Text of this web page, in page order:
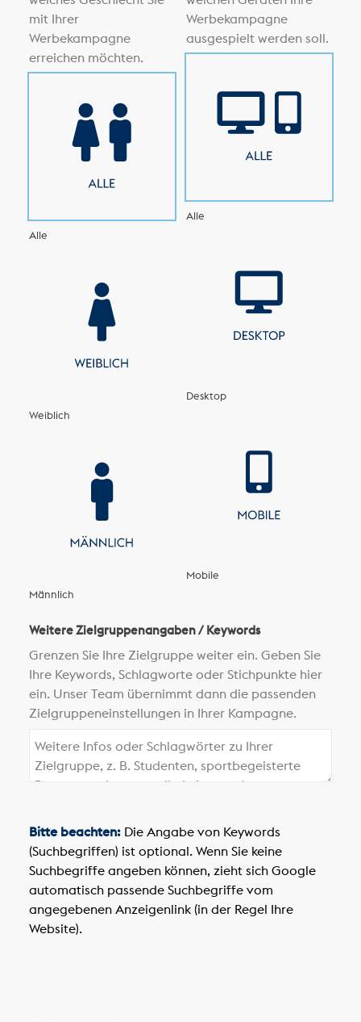
mit Ihrer
Werbekampagne
erreichen möchten.
Alle
Weiblich
Männlich
Werbekampagne
ausgespielt werden soll.
Alle
Desktop
Mobile
Weitere Zielgruppenangaben / Keywords
Grenzen Sie Ihre Zielgruppe weiter ein. Geben Sie
Ihre Keywords, Schlagworte oder Stichpunkte hier
ein. Unser Team übernimmt dann die passenden
Zielgruppeneinstellungen in Ihrer Kampagne.
Bitte beachten:Die Angabe von Keywords
(Suchbegriffen) ist optional. Wenn Sie keine
Suchbegriffe angeben können, zieht sich Google
automatisch passende Suchbegriffe vom
angegebenen Anzeigenlink (in der Regel Ihre
Website).